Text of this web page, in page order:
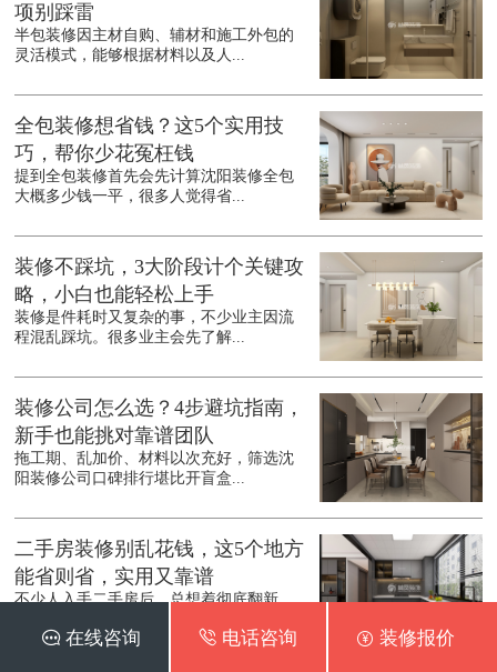
项别踩雷
半包装修因主材自购、辅材和施工外包的
灵活模式，能够根据材料以及人...
全包装修想省钱？这5个实用技
巧，帮你少花冤枉钱
提到全包装修首先会先计算沈阳装修全包
大概多少钱一平，很多人觉得省...
装修不踩坑，3大阶段计个关键攻
略，小白也能轻松上手
装修是件耗时又复杂的事，不少业主因流
程混乱踩坑。很多业主会先了解...
装修公司怎么选？4步避坑指南，
新手也能挑对靠谱团队
拖工期、乱加价、材料以次充好，筛选沈
阳装修公司口碑排行堪比开盲盒...
二手房装修别乱花钱，这5个地方
能省则省，实用又靠谱
不少人入手二手房后，总想着彻底翻新，
 在线咨询  电话咨询  装修报价